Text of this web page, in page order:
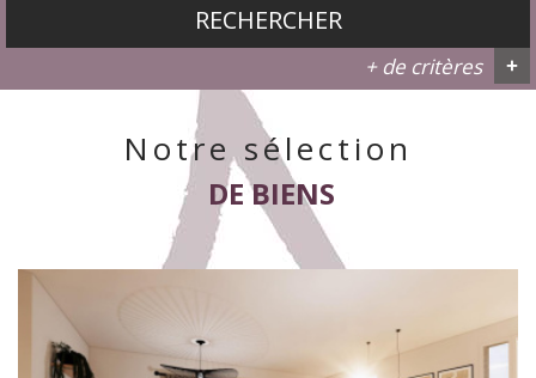
10KM 25KM
RECHERCHER
+ de critères +
Notre sélection
DE BIENS